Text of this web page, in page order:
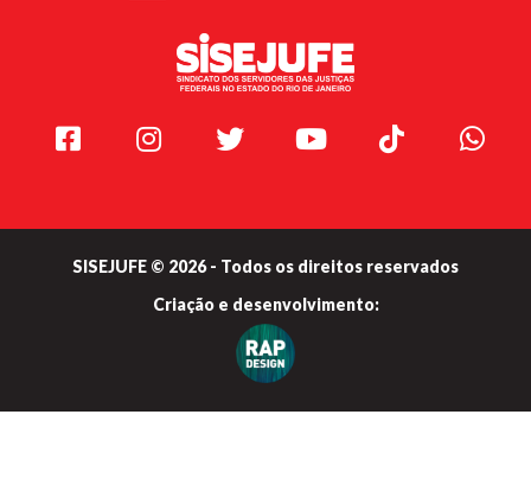
Facebook Instagram Twitter Youtube TikTok
SISEJUFE © 2026 - Todos os direitos reservados
Criação e desenvolvimento: